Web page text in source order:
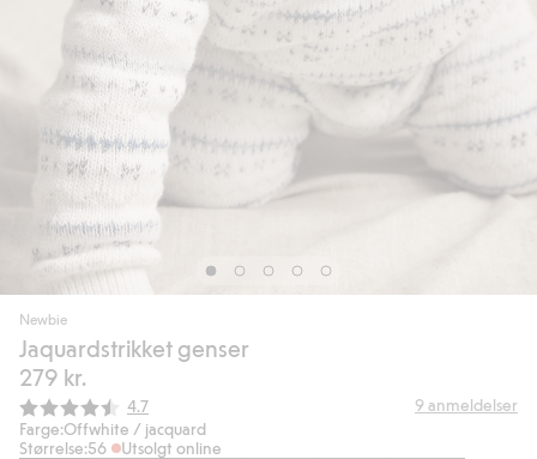
Newbie
Jaquardstrikket genser
279 kr.
Gjennomsnittskarakter:
4.7 9 anmeldelser
Farge:Offwhite / jacquard
Størrelse:56 Utsolgt online